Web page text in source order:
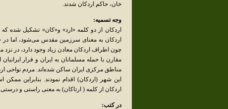
خان، حاکم اردکان شدند.
وجه تسمیه:
اردکان از دو کلمه «ارد» و«کان» تشکیل شده
اردکان به معنای سرزمین مقدس می‌شود، اما
چون اطراف اردکان معادن زیاد وجود دارد، در
مقارن با حمله مسلمانان به ایران و فرار
مناطق مرکزی ایران ساکن شده‌اند. مردم نواحی
این شهر (اردکان) اقدام نمودند. بنابراین
اردکان از کلمه ( ارتاکان) به معنی راستی و
در کتب: